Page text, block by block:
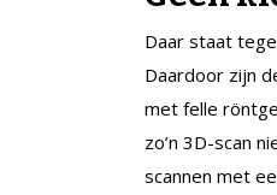
Daar staat
Daardoor zijn
met felle
zo’n 3D-scan
scannen met